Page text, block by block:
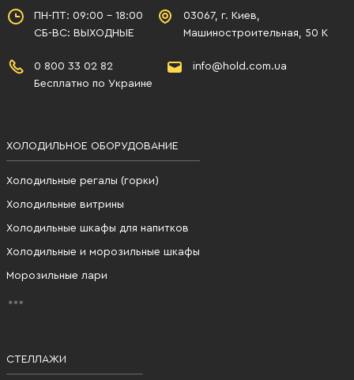
ПН-ПТ: 09:00 - 18:00
СБ-ВС: ВЫХОДНЫЕ
03067, г. Киев,
Машиностроительная, 50 К
0 800 33 02 82
Бесплатно по Украине
info@hold.com.ua
ХОЛОДИЛЬНОЕ ОБОРУДОВАНИЕ
Холодильные регалы (горки)
Холодильные витрины
Холодильные шкафы для напитков
Холодильные и морозильные шкафы
Морозильные лари
СТЕЛЛАЖИ